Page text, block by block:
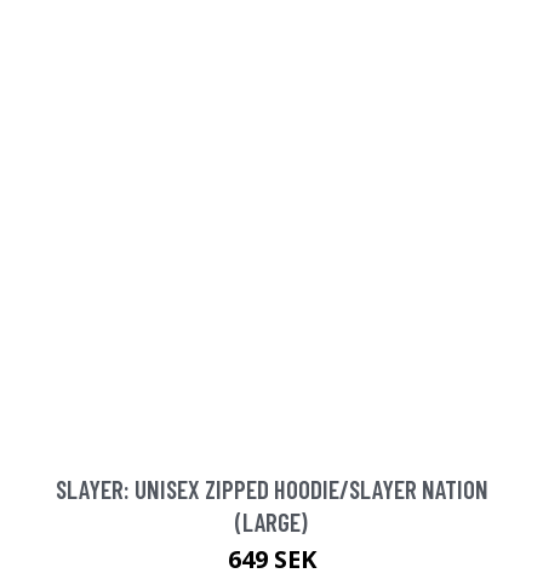
SLAYER: UNISEX ZIPPED HOODIE/SLAYER NATION
(LARGE)
649 SEK